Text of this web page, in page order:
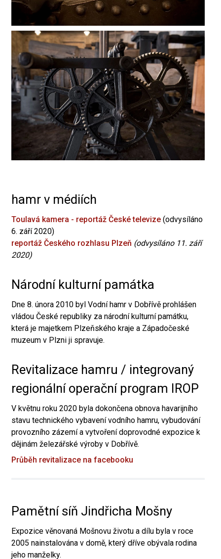
hamr v médiích
Toulavá kamera - reportáž České televize (odvysíláno
6. září 2020)
reportáž Českého rozhlasu Plzeň (odvysíláno 11. září
2020)
Národní kulturní památka
Dne 8. února 2010 byl Vodní hamr v Dobřívě prohlášen
vládou České republiky za národní kulturní památku,
která je majetkem Plzeňského kraje a Západočeské
muzeum v Plzni ji spravuje.
Revitalizace hamru / integrovaný
regionální operační program IROP
V květnu roku 2020 byla dokončena obnova havarijního
stavu technického vybavení vodního hamru, vybudování
provozního zázemí a vytvoření doprovodné expozice k
dějinám železářské výroby v Dobřívě.
Průběh revitalizace na facebooku
Pamětní síň Jindřicha Mošny
Expozice věnovaná Mošnovu životu a dílu byla v roce
2005 nainstalována v domě, který dříve obývala rodina
jeho manželky.